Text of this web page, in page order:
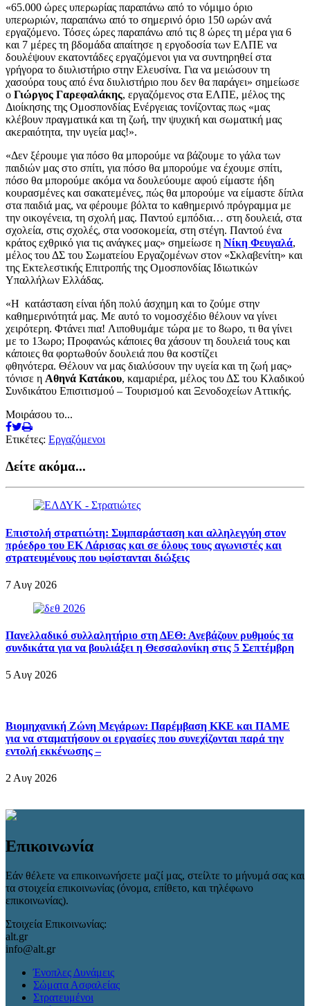
«65.000 ώρες υπερωρίας παραπάνω από το νόμιμο όριο
υπερωριών, παραπάνω από το σημερινό όριο 150 ωρών ανά
εργαζόμενο. Τόσες ώρες παραπάνω από τις 8 ώρες τη μέρα για 6
και 7 μέρες τη βδομάδα απαίτησε η εργοδοσία των ΕΛΠΕ να
δουλέψουν εκατοντάδες εργαζόμενοι για να συντηρηθεί στα
γρήγορα το διυλιστήριο στην Ελευσίνα. Για να μειώσουν τη
χασούρα τους από ένα διυλιστήριο που δεν θα παράγει» σημείωσε
o Γιώργος Γαρεφαλάκης, εργαζόμενος στα ΕΛΠΕ, μέλος της
Διοίκησης της Ομοσπονδίας Ενέργειας τονίζοντας πως «μας
κλέβουν πραγματικά και τη ζωή, την ψυχική και σωματική μας
ακεραιότητα, την υγεία μας!».
«Δεν ξέρουμε για πόσο θα μπορούμε να βάζουμε το γάλα των
παιδιών μας στο σπίτι, για πόσο θα μπορούμε να έχουμε σπίτι,
πόσο θα μπορούμε ακόμα να δουλεύουμε αφού είμαστε ήδη
κουρασμένες και σακατεμένες, πώς θα μπορούμε να είμαστε δίπλα
στα παιδιά μας, να φέρουμε βόλτα το καθημερινό πρόγραμμα με
την οικογένεια, τη σχολή μας. Παντού εμπόδια… στη δουλειά, στα
σχολεία, στις σχολές, στα νοσοκομεία, στη στέγη. Παντού ένα
κράτος εχθρικό για τις ανάγκες μας» σημείωσε η Νίκη Φευγαλά,
μέλος του ΔΣ του Σωματείου Εργαζομένων στον «Σκλαβενίτη» και
της Εκτελεστικής Επιτροπής της Ομοσπονδίας Ιδιωτικών
Υπαλλήλων Ελλάδας.
«Η κατάσταση είναι ήδη πολύ άσχημη και το ζούμε στην
καθημερινότητά μας. Με αυτό το νομοσχέδιο θέλουν να γίνει
χειρότερη. Φτάνει πια! Λιποθυμάμε τώρα με το 8ωρο, τι θα γίνει
με το 13ωρο; Προφανώς κάποιες θα χάσουν τη δουλειά τους και
κάποιες θα φορτωθούν δουλειά που θα κοστίζει
φθηνότερα. Θέλουν να μας διαλύσουν την υγεία και τη ζωή μας»
τόνισε η Αθηνά Κατάκου, καμαριέρα, μέλος του ΔΣ του Κλαδικού
Συνδικάτου Επισιτισμού – Τουρισμού και Ξενοδοχείων Αττικής.
Μοιράσου το...
Ετικέτες: Εργαζόμενοι
Δείτε ακόμα...
Επιστολή στρατιώτη: Συμπαράσταση και αλληλεγγύη στον
πρόεδρο του ΕΚ Λάρισας και σε όλους τους αγωνιστές και
στρατευμένους που υφίστανται διώξεις
7 Αυγ 2026
Πανελλαδικό συλλαλητήριο στη ΔΕΘ: Ανεβάζουν ρυθμούς τα
συνδικάτα για να βουλιάξει η Θεσσαλονίκη στις 5 Σεπτέμβρη
5 Αυγ 2026
Βιομηχανική Ζώνη Μεγάρων: Παρέμβαση ΚΚΕ και ΠΑΜΕ
για να σταματήσουν οι εργασίες που συνεχίζονται παρά την
εντολή εκκένωσης –
2 Αυγ 2026
Επικοινωνία
Εάν θέλετε να επικοινωνήσετε μαζί μας, στείλτε το μήνυμά σας και
τα στοιχεία επικοινωνίας (όνομα, επίθετο, και τηλέφωνο
επικοινωνίας).
Στοιχεία Επικοινωνίας:
alt.gr
info@alt.gr
Ένοπλες Δυνάμεις
Σώματα Ασφαλείας
Στρατευμένοι